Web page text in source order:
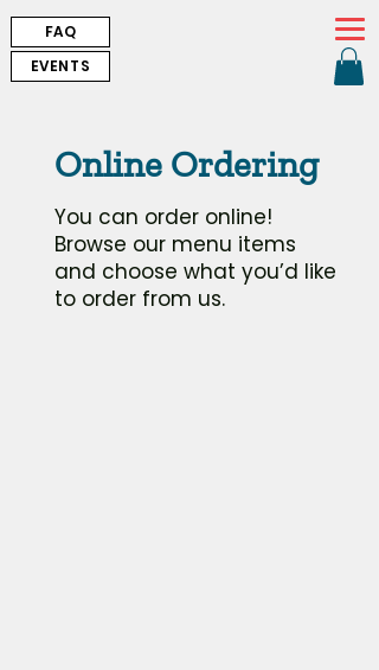
EVENTS
FAQ
Online Ordering
You can order online!
Browse our menu items
and choose what you’d like
to order from us.